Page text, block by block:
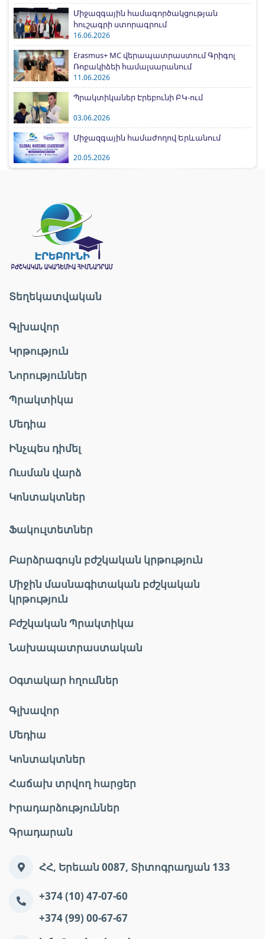
Միջազգային համագործակցության
հուշագրի ստորագրում
16.06.2026
Erasmus+ MC վերապատրաստում Գրիգոլ
Ռոբակիձեի համալսարանում
11.06.2026
Պրակտիկաներ Էրեբունի ԲԿ-ում
03.06.2026
Միջազգային համաժողով Երևանում
20.05.2026
Տեղեկատվական
Գլխավոր
Կրթություն
Նորություններ
Պրակտիկա
Մեդիա
Ինչպես դիմել
Ուսման վարձ
Կոնտակտներ
Ֆակուլտետներ
Բարձրագույն բժշկական կրթություն
Միջին մասնագիտական բժշկական
կրթություն
Բժշկական Պրակտիկա
Նախապատրաստական
Օգտակար հղումներ
Գլխավոր
Մեդիա
Կոնտակտներ
Հաճախ տրվող հարցեր
Իրադարձություններ
Գրադարան
ՀՀ, Երեւան 0087, Տիտոգրադյան 133
+374 (10) 47-07-60
+374 (99) 00-67-67